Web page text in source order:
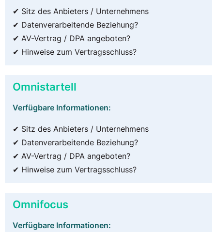
✔ Sitz des Anbieters / Unternehmens
✔ Datenverarbeitende Beziehung?
✔ AV-Vertrag / DPA angeboten?
✔ Hinweise zum Vertragsschluss?
Omnistartell
Verfügbare Informationen:
✔ Sitz des Anbieters / Unternehmens
✔ Datenverarbeitende Beziehung?
✔ AV-Vertrag / DPA angeboten?
✔ Hinweise zum Vertragsschluss?
Omnifocus
Verfügbare Informationen: